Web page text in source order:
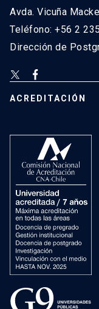
Avda. Vicuña
Teléfono: +56 2
Dirección de
ACREDITACIÓN